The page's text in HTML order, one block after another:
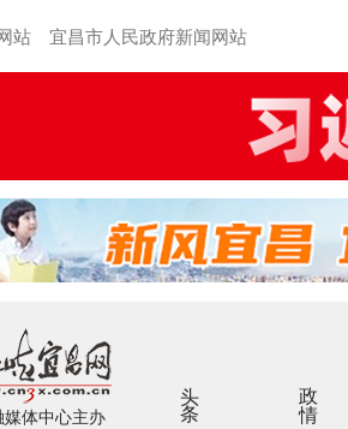
站 宜昌市人民政府新闻网站
体中心主办
头条 政情